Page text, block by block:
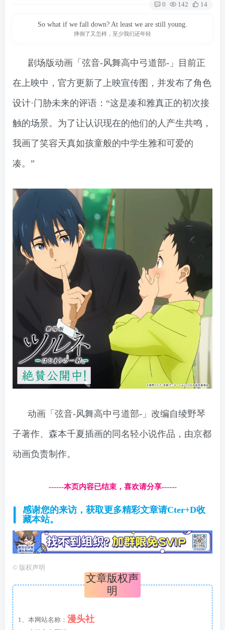
0 142 14
So what if we fall down? At least we are still young.
摔倒了又怎样，至少我们还年轻
剧场版动画「弦音-风舞高中弓道部-」目前正
在上映中，官方更新了上映宣传图，并发布了角色
设计·门胁未来的评语：“这是凑和雅真正的初次接
触的场景。为了让认识现在的他们的人产生共鸣，
我画了笑容天真如孩童般的中学生雅和可爱的
凑。”
动画「弦音-风舞高中弓道部-」改编自绫野琴
子著作、森本千夏插画的同名轻小说作品，由京都
动画负责制作。
------本页内容已结束，喜欢请分享------
感谢您的来访，获取更多精彩文章请Cter+D收
藏本站。
© 版权声明
文章版权声
明
1、本网站名称： 漫头社